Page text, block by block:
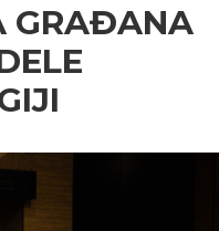
GRAĐANA